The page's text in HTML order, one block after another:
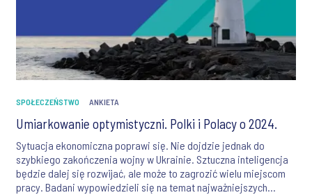
SPOŁECZEŃSTWO ANKIETA
Umiarkowanie optymistyczni. Polki i Polacy o 2024.
Sytuacja ekonomiczna poprawi się. Nie dojdzie jednak do
szybkiego zakończenia wojny w Ukrainie. Sztuczna inteligencja
będzie dalej się rozwijać, ale może to zagrozić wielu miejscom
pracy. Badani wypowiedzieli się na temat najważniejszych